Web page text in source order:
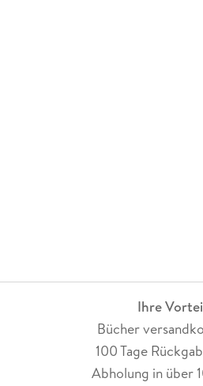
Ihre
Bücher
100 Tage
Abholung in über